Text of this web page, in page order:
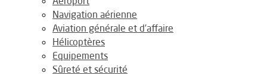
Navigation aérienne
Aviation générale et d’affaire
Hélicoptères
Equipements
Sûreté et sécurité